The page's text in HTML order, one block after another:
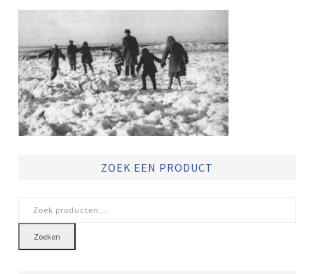
ZOEK EEN PRODUCT
naar:
Zoeken